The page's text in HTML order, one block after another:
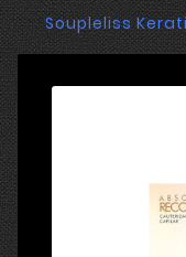
Soupleliss